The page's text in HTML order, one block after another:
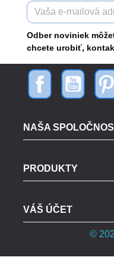
Odber noviniek
chcete urobiť,
NAŠA
PRODUKTY
VÁŠ ÚČET
©